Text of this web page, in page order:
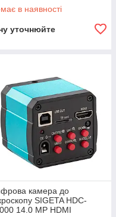
в наявності
уточнюйте
камера до
SIGETA HDC-
14.0 MP HDMI